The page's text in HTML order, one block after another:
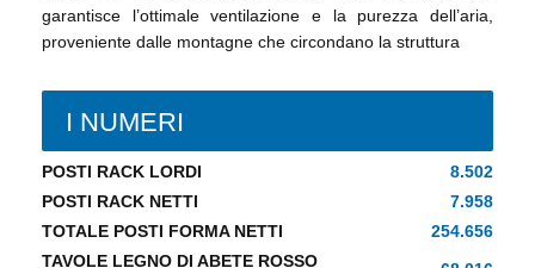
I NUMERI
POSTI RACK LORDI
8.502
POSTI RACK NETTI
7.958
TOTALE POSTI FORMA NETTI
254.656
TAVOLE LEGNO DI ABETE ROSSO
garantisce l’ottimale ventilazione e la purezza dell’aria,
proveniente dalle montagne che circondano la struttura